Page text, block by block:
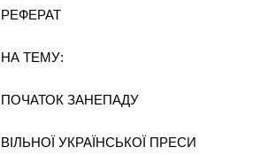
РЕФЕРАТ
НА ТЕМУ:
ПОЧАТОК ЗАНЕПАДУ
ВІЛЬНОЇ УКРАЇНСЬКОЇ ПРЕСИ